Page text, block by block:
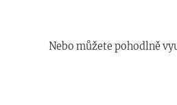
Nebo můžete pohodlně